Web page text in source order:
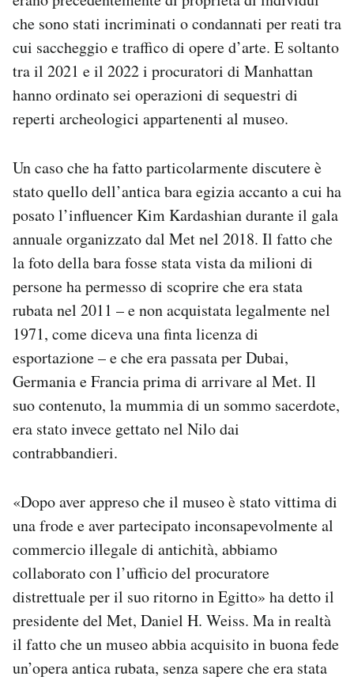
che sono stati incriminati o condannati per reati tra
cui saccheggio e traffico di opere d’arte. E soltanto
tra il 2021 e il 2022 i procuratori di Manhattan
hanno ordinato sei operazioni di sequestri di
reperti archeologici appartenenti al museo.
Un caso che ha fatto particolarmente discutere è
stato quello dell’antica bara egizia accanto a cui ha
posato l’influencer Kim Kardashian durante il gala
annuale organizzato dal Met nel 2018. Il fatto che
la foto della bara fosse stata vista da milioni di
persone ha permesso di scoprire che era stata
rubata nel 2011 – e non acquistata legalmente nel
1971, come diceva una finta licenza di
esportazione – e che era passata per Dubai,
Germania e Francia prima di arrivare al Met. Il
suo contenuto, la mummia di un sommo sacerdote,
era stato invece gettato nel Nilo dai
contrabbandieri.
«Dopo aver appreso che il museo è stato vittima di
una frode e aver partecipato inconsapevolmente al
commercio illegale di antichità, abbiamo
collaborato con l’ufficio del procuratore
distrettuale per il suo ritorno in Egitto» ha detto il
presidente del Met, Daniel H. Weiss. Ma in realtà
il fatto che un museo abbia acquisito in buona fede
un’opera antica rubata, senza sapere che era stata